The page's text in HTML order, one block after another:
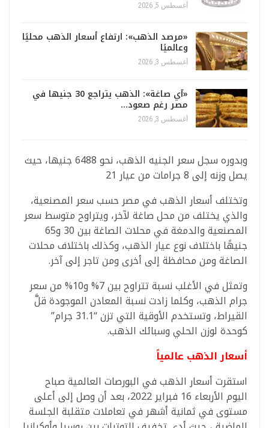
أغسطس 5, 2026
«مرصد الذهب»: ارتفاع أسعار الذهب محليًا
وعالميًا
أغسطس 3, 2026
«آي صاغة»: الذهب يتراجع 30 جنيها في
مصر رغم صعود…
أغسطس 3, 2026
وبدوره سجل سعر الجنيه الذهب، نحو 6488 جنيها، حيث
يصل وزنه إلى 8 جرامات من عيار 21
وتختلف أسعار الذهب في مصر حسب سعر المصنعية،
والذي يختلف من محل صاغة لآخر، ويتراوح متوسط سعر
المصنعية والدمغة في محلات الصاغة بين 30 و65
جنيهًا باختلاف نوع عيار الذهب، وكذلك باختلاف محلات
الصاغة ومن محافظة إلى أخرى ومن تاجر إلى آخر.
وتمثل في الأغلب نسبة تتراوح بين 7% و10% من سعر
جرام الذهب، وكلما زادت نسبة المعادن الموجودة قلَّ
القيراط، وتستخدم الأوقية التي تزن “31.1 جرام”
كوحدة لوزن الحلي وسبائك الذهب.
أسعار الذهب عالمياً
استقرت أسعار الذهب في البورصات العالمية صباح
اليوم الأربعاء 16 فبراير 2022، بعد أن وصل إلى أعلى
مستوى في ثمانية أشهر في تعاملات متقلبة الجلسة